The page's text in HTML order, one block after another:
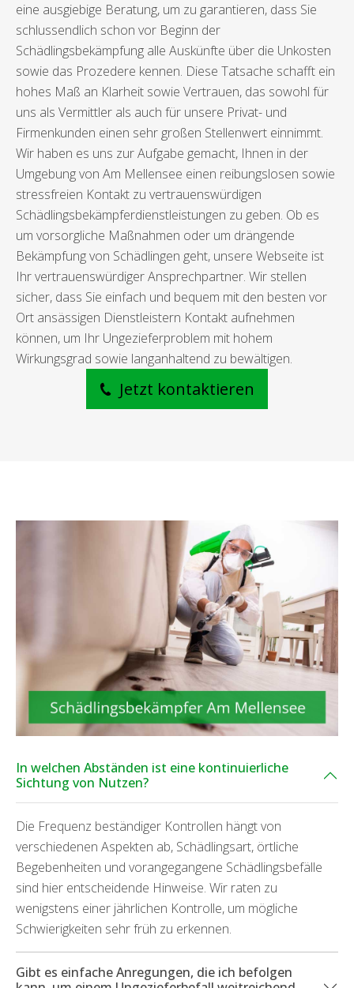
eine ausgiebige Beratung, um zu garantieren, dass Sie
schlussendlich schon vor Beginn der
Schädlingsbekämpfung alle Auskünfte über die Unkosten
sowie das Prozedere kennen. Diese Tatsache schafft ein
hohes Maß an Klarheit sowie Vertrauen, das sowohl für
uns als Vermittler als auch für unsere Privat- und
Firmenkunden einen sehr großen Stellenwert einnimmt.
Wir haben es uns zur Aufgabe gemacht, Ihnen in der
Umgebung von Am Mellensee einen reibungslosen sowie
stressfreien Kontakt zu vertrauenswürdigen
Schädlingsbekämpferdienstleistungen zu geben. Ob es
um vorsorgliche Maßnahmen oder um drängende
Bekämpfung von Schädlingen geht, unsere Webseite ist
Ihr vertrauenswürdiger Ansprechpartner. Wir stellen
sicher, dass Sie einfach und bequem mit den besten vor
Ort ansässigen Dienstleistern Kontakt aufnehmen
können, um Ihr Ungezieferproblem mit hohem
Wirkungsgrad sowie langanhaltend zu bewältigen.
Jetzt kontaktieren
In welchen Abständen ist eine kontinuierliche
Sichtung von Nutzen?
Die Frequenz beständiger Kontrollen hängt von
verschiedenen Aspekten ab, Schädlingsart, örtliche
Begebenheiten und vorangegangene Schädlingsbefälle
sind hier entscheidende Hinweise. Wir raten zu
wenigstens einer jährlichen Kontrolle, um mögliche
Schwierigkeiten sehr früh zu erkennen.
Gibt es einfache Anregungen, die ich befolgen